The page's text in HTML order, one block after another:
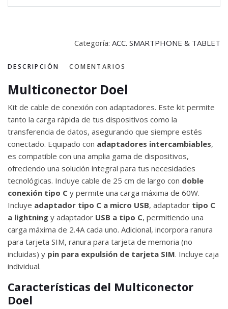
Categoría: ACC. SMARTPHONE & TABLET
DESCRIPCIÓN COMENTARIOS
Multiconector Doel
Kit de cable de conexión con adaptadores. Este kit permite
tanto la carga rápida de tus dispositivos como la
transferencia de datos, asegurando que siempre estés
conectado. Equipado con adaptadores intercambiables,
es compatible con una amplia gama de dispositivos,
ofreciendo una solución integral para tus necesidades
tecnológicas. Incluye cable de 25 cm de largo con doble
conexión tipo C y permite una carga máxima de 60W.
Incluye adaptador tipo C a micro USB, adaptador tipo C
a lightning y adaptador USB a tipo C, permitiendo una
carga máxima de 2.4A cada uno. Adicional, incorpora ranura
para tarjeta SIM, ranura para tarjeta de memoria (no
incluidas) y pin para expulsión de tarjeta SIM. Incluye caja
individual.
Características del Multiconector
Doel